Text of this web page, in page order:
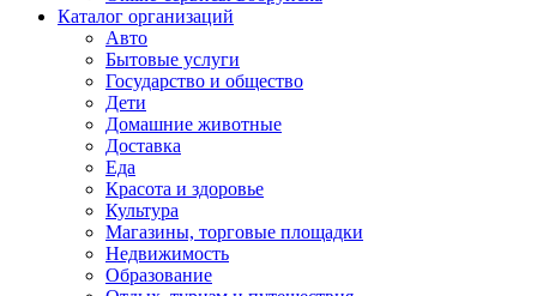
Каталог организаций
Авто
Бытовые услуги
Государство и общество
Дети
Домашние животные
Доставка
Еда
Красота и здоровье
Культура
Магазины, торговые площадки
Недвижимость
Образование